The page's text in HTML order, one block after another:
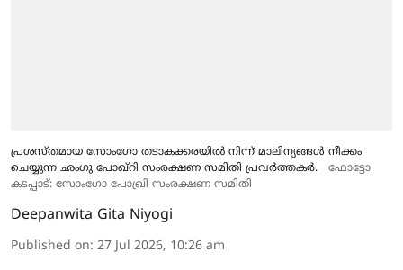
പ്രശസ്തമായ സോംഗോ തടാകക്കരയിൽ നിന്ന് മാലിന്യങ്ങൾ നീക്കം
ചെയ്യുന്ന ഛംഗു പോഖ്റി സംരക്ഷണ സമിതി പ്രവർത്തകർ.
ഫോട്ടോ
കടപ്പാട്: സോംഗോ പോഖ്രി സംരക്ഷണ സമിതി
Deepanwita Gita Niyogi
Published on: 27 Jul 2026, 10:26 am